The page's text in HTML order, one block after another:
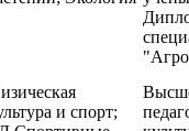
и спорт;